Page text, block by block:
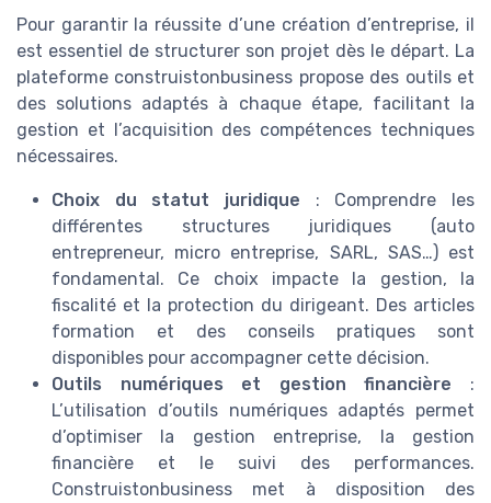
Pour garantir la réussite d’une création d’entreprise, il
est essentiel de structurer son projet dès le départ. La
plateforme construistonbusiness propose des outils et
des solutions adaptés à chaque étape, facilitant la
gestion et l’acquisition des compétences techniques
nécessaires.
Choix du statut juridique : Comprendre les
différentes structures juridiques (auto
entrepreneur, micro entreprise, SARL, SAS…) est
fondamental. Ce choix impacte la gestion, la
fiscalité et la protection du dirigeant. Des articles
formation et des conseils pratiques sont
disponibles pour accompagner cette décision.
Outils numériques et gestion financière :
L’utilisation d’outils numériques adaptés permet
d’optimiser la gestion entreprise, la gestion
financière et le suivi des performances.
Construistonbusiness met à disposition des